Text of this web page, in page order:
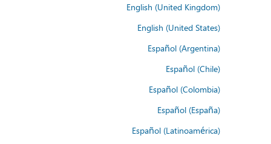
English (United Kingdom)
English (United States)
Español (Argentina)
Español (Chile)
Español (Colombia)
Español (España)
Español (Latinoamérica)